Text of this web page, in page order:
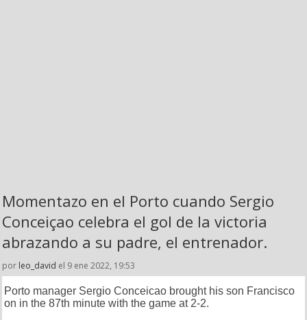
Momentazo en el Porto cuando Sergio
Conceiçao celebra el gol de la victoria
abrazando a su padre, el entrenador.
por leo_david el 9 ene 2022, 19:53
Porto manager Sergio Conceicao brought his son Francisco
on in the 87th minute with the game at 2-2.